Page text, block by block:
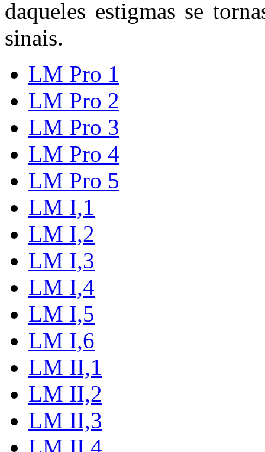
daqueles estigmas se
sinais.
LM Pro 1
LM Pro 2
LM Pro 3
LM Pro 4
LM Pro 5
LM I,1
LM I,2
LM I,3
LM I,4
LM I,5
LM I,6
LM II,1
LM II,2
LM II,3
LM II,4